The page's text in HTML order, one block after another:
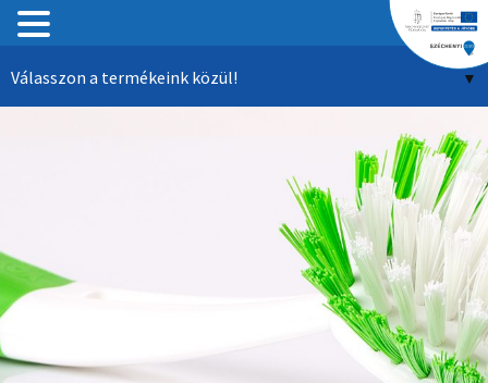
Válasszon a termékeink közül!